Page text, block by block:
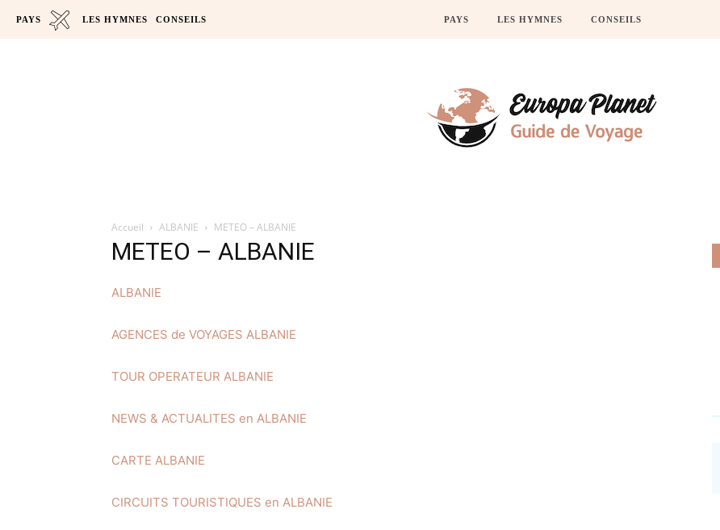
PAYS LES HYMNES CONSEILS PAYS LES HYMNES CONSEILS
Accueil ALBANIE METEO – ALBANIE
METEO – ALBANIE
ALBANIE
AGENCES de VOYAGES ALBANIE
TOUR OPERATEUR ALBANIE
NEWS & ACTUALITES en ALBANIE
CARTE ALBANIE
CIRCUITS TOURISTIQUES en ALBANIE